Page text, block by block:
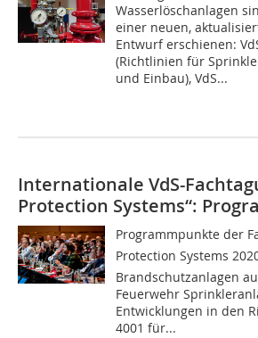
Wasserlöschanlagen
einer neuen,
Entwurf erschienen:
(Richtlinien für
und Einbau), VdS...
Internationale VdS-
Protection Systems“:
Programmpunkte der
Protection Systems
Brandschutzanlagen
Feuerwehr
Entwicklungen in den
4001 für...